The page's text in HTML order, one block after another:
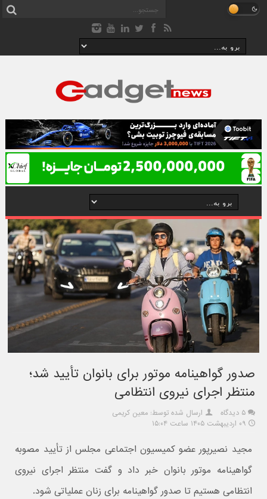
صدور گواهینامه موتور برای بانوان تأیید شد؛
منتظر اجرای نیروی انتظامی
۵ دیدگاه
ارسال شده توسط: معین کریمی
۰۹ اردیبهشت ۱۴۰۵ ساعت ۱۵:۰۴
مجید نصیرپور عضو کمیسیون اجتماعی مجلس از تأیید مصوبه
گواهینامه موتور بانوان خبر داد و گفت منتظر اجرای نیروی
انتظامی هستیم تا صدور گواهینامه برای زنان عملیاتی شود.